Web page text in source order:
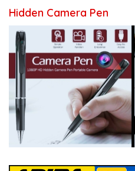
Hidden Camera Pen